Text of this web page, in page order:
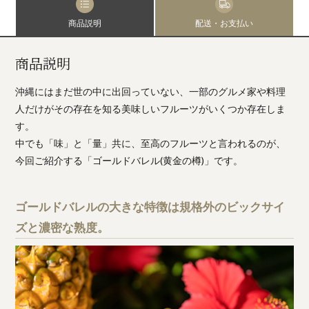
商品説明 配送・お支払い
商品説明
沖縄にはまだ世の中に出回っていない、一部のグルメ家や料理
人だけがその存在を知る美味しいフルーツがいくつか存在しま
す。
中でも「味」と「量」共に、至高のフルーツと言われるのが、
今回ご紹介する「ゴールドバレル(黄金の樽)」です。
ゴールドバレルの大きな特徴は規格外のビックサイ
ズと濃密な熟度。